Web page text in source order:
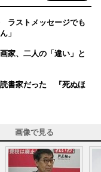
ラストメッセージでも
」
家、二人の「違い」と
書家だった 『死ぬほ
画像で見る